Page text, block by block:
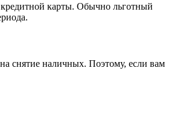
карты. Обычно льготный
снятие наличных. Поэтому, если вам